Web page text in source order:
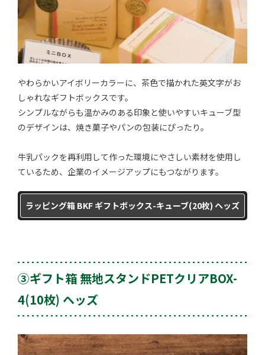
やわらかいアイボリーカラーに、茶色で描かれた英文字がお
しゃれなギフトボックスです。
シンプルながらも温かみのある印象と使いやすいキューブ型
のデザインは、焼き菓子やパンの包装にぴったり。
牛乳パックを再利用して作った環境にやさしい素材を使用し
ているため、企業のイメージアップにもつながります。
ラッピング箱 BKF ギフトボックス-キューブ(20枚) ヘッズ
③ギフト箱 無地スタンドPETクリアBOX-
4(10枚) ヘッズ